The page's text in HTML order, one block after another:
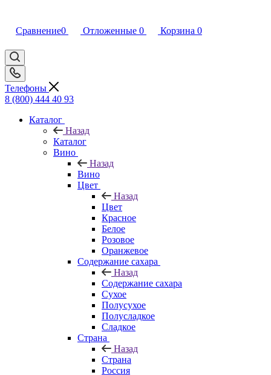
Сравнение0 Отложенные 0 Корзина 0
Телефоны
8 (800) 444 40 93
Каталог
Назад
Каталог
Вино
Назад
Вино
Цвет
Назад
Цвет
Красное
Белое
Розовое
Оранжевое
Содержание сахара
Назад
Содержание сахара
Сухое
Полусухое
Полусладкое
Сладкое
Страна
Назад
Страна
Россия